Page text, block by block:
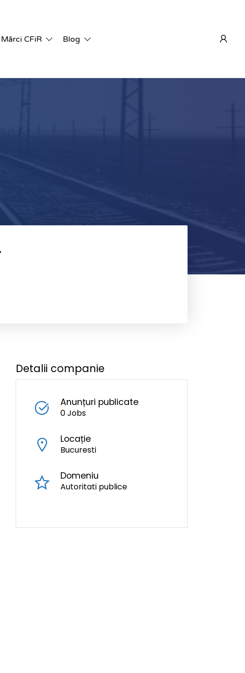
Mărci CFiR Blog
Detalii companie
Anunțuri publicate
0 Jobs
Locație
Bucuresti
Domeniu
Autoritati publice